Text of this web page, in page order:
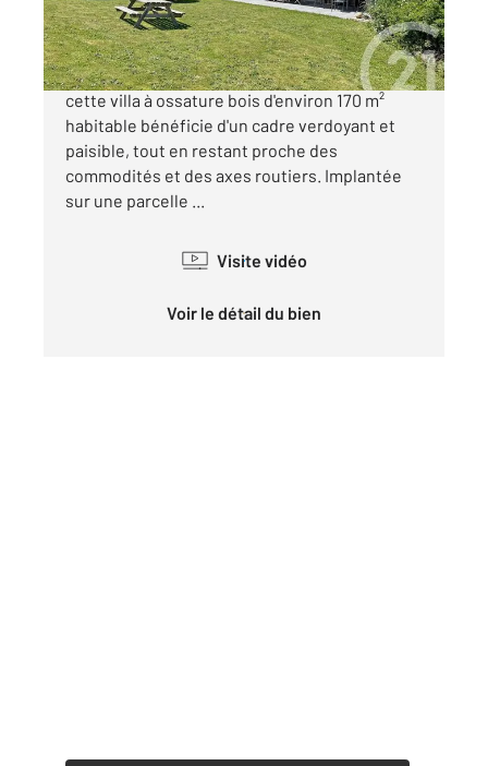
Situé sur les hauteurs, à deux pas du golf,
cette villa à ossature bois d'environ 170 m²
habitable bénéficie d'un cadre verdoyant et
paisible, tout en restant proche des
commodités et des axes routiers. Implantée
sur une parcelle ...
Visite vidéo
Voir le détail du bien